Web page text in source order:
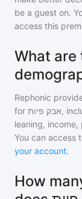
be a guest on.
access this
What are
Rephonic
for אבק פיות,
leaning,
You can access
your account.
How